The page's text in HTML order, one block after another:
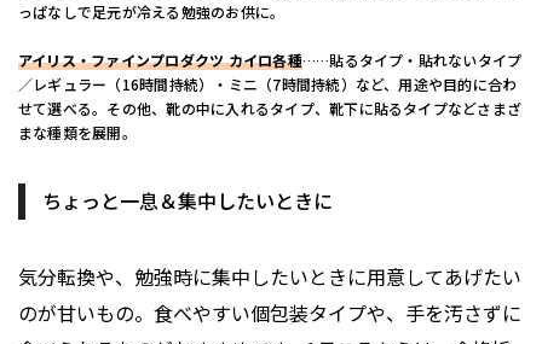
っぱなしで足元が冷える勉強のお供に。
アイリス・ファインプロダクツ カイロ各種……貼るタイプ・貼れないタイプ
／レギュラー（16時間持続）・ミニ（7時間持続）など、用途や目的に合わ
せて選べる。その他、靴の中に入れるタイプ、靴下に貼るタイプなどさまざ
まな種類を展開。
ちょっと一息＆集中したいときに
気分転換や、勉強時に集中したいときに用意してあげたい
のが甘いもの。食べやすい個包装タイプや、手を汚さずに